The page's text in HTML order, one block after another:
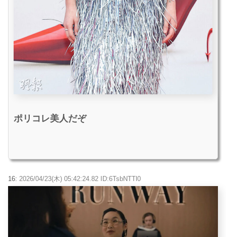
ポリコレ美人だぞ
16: 2026/04/23(木) 05:42:24.82 ID:6TsbNTTl0